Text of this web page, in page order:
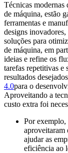
Técnicas modernas
de máquina, estão
ferramentas e
designs
soluções para
de máquina, em
ideias e refine os
tarefas repetitivas e
resultados
4.0para o
Aproveitando a
custo extra foi
Por
aproveitaram
ajudar as
eficiência ao